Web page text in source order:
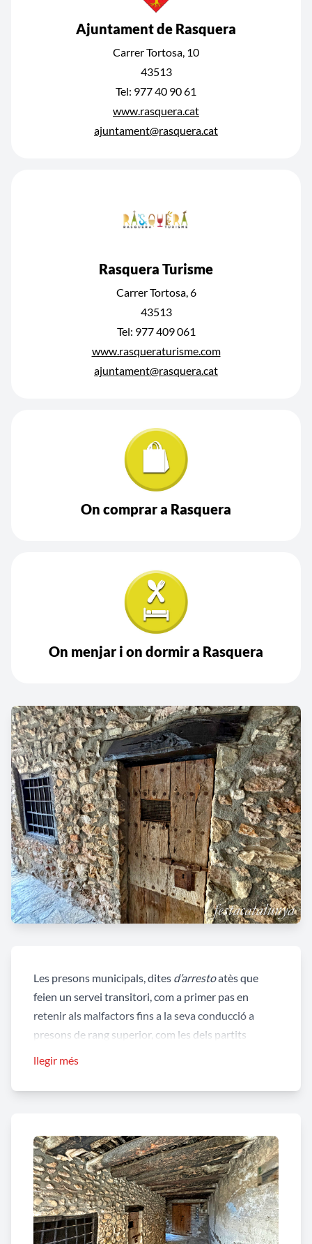
Ajuntament de Rasquera
Carrer Tortosa, 10
43513
Tel: 977 40 90 61
www.rasquera.cat
ajuntament@rasquera.cat
Rasquera Turisme
Carrer Tortosa, 6
43513
Tel: 977 409 061
www.rasqueraturisme.com
ajuntament@rasquera.cat
On comprar a Rasquera
On menjar i on dormir a Rasquera
Les presons municipals, dites d’arrestoatès que
feien un servei transitori, com a primer pas en
retenir als malfactors fins a la seva conducció a
presons de rang superior, com les dels partits
Una majoria de presonsd’arrestoforen construïdes
d’ajuntament -per faltes lleus- o bé a l’organisme de
judicatura.
No tenim notícia documental, fins al moment
present, de l’època en que es va adequà l’habitació
llegir més